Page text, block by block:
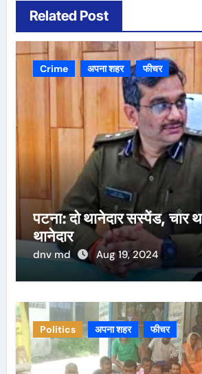
Related Post
Crime अपना शहर फीचर
पटना: दो थानेदार सस्पेंड, चार
थानेदार
dnv md Aug 19, 2024
Politics अपना शहर फीचर